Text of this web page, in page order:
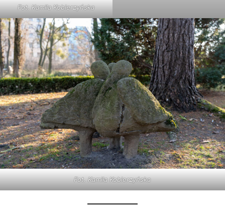
Fot. Kamila Kobierzyńska
Fot. Kamila Kobierzyńska